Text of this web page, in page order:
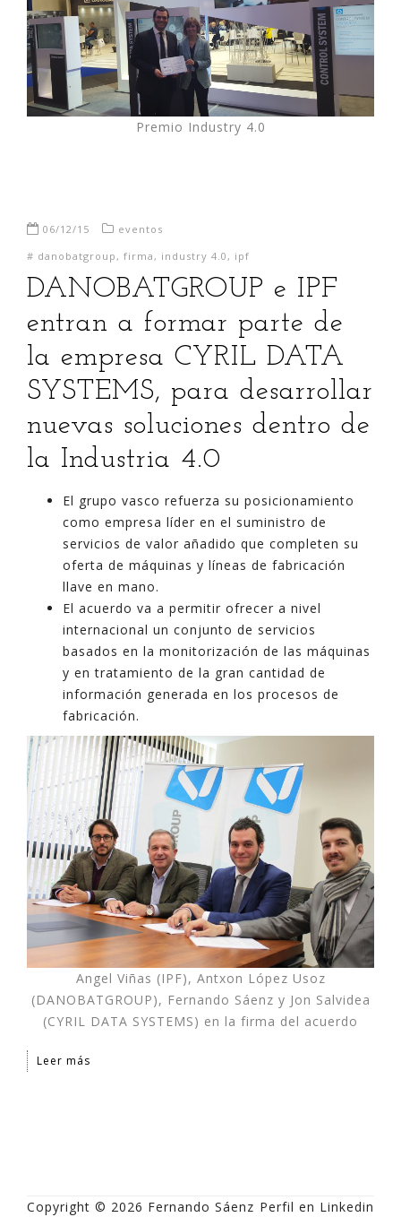
Premio Industry 4.0
06/12/15
eventos
# danobatgroup , firma , industry 4.0 , ipf
DANOBATGROUP e IPF
entran a formar parte de
la empresa CYRIL DATA
SYSTEMS, para desarrollar
nuevas soluciones dentro de
la Industria 4.0
El grupo vasco refuerza su posicionamiento
como empresa líder en el suministro de
servicios de valor añadido que completen su
oferta de máquinas y líneas de fabricación
llave en mano.
El acuerdo va a permitir ofrecer a nivel
internacional un conjunto de servicios
basados en la monitorización de las máquinas
y en tratamiento de la gran cantidad de
información generada en los procesos de
fabricación.
Angel Viñas (IPF), Antxon López Usoz
(DANOBATGROUP), Fernando Sáenz y Jon Salvidea
(CYRIL DATA SYSTEMS) en la firma del acuerdo
Leer más
Copyright © 2026 Fernando Sáenz Perfil en Linkedin